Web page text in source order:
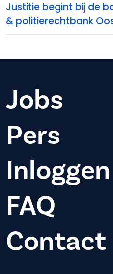
Justitie begint bij de
& politierechtbank
Jobs
Pers
Inloggen
FAQ
Contact